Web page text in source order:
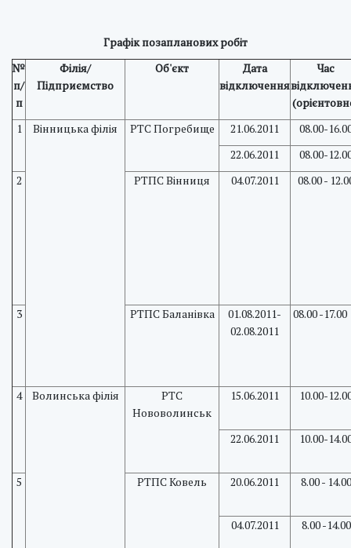
Графік позапланових робіт
№
п/
п
Філія/
Підприємство
Об'єкт
Дата
відключення
Час
1
Вінницька філія РТС Погребище 21.06.2011
08.00-
22.06.2011
08.00-
2
РТПС Вінниця 04.07.2011 08.00 -
3 РТПС Баланівка
01.08.2011-
02.08.2011
08.00 -
4 Волинська філія
PTC
Нововолинськ
15.06.2011 10.00-
22.06.2011 10.00-
5 РТПС Ковель 20.06.2011 8.00 - 14.00
04.07.2011 8.00 -14.00